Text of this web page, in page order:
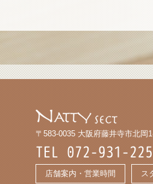
〒583-0035 大阪府藤井寺市北岡
TEL 072-931-
店舗案内・営業時間 ス